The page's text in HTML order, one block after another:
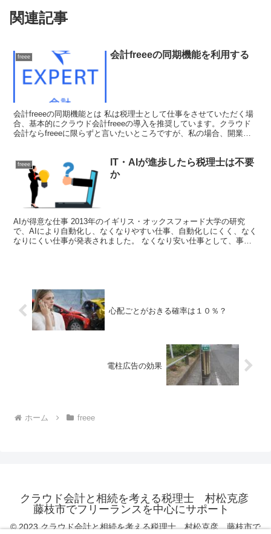
関連記事
freee 会計freeeの同期機能を利用する
会計freeeの同期機能とは 私は税理士として仕事をさせていただく場
合、基本的にクラウド会計freeeの導入を推奨しています。クラウド
会計ならfreeeに限らずと言いたいところですが、私の場合、開業し
freee
IT・AIが進歩したら税理士は不要
か
AIが得意な仕事 2013年のイギリス・オックスフォード大学の研究
で、AIにより自動化し、なくなりやすい仕事、自動化しにくく、なく
なりにくい仕事が発表されました。 なくなり安い仕事として、事務
心配ごとがおきる確率は１０％？
電柱広告の効果
ホーム freee
クラウド会計と相続を考える税理士 村松克彦
藤枝市でフリーランスを中心にサポート
© 2023 クラウド会計と相続を考える税理士 村松克彦 藤枝市で